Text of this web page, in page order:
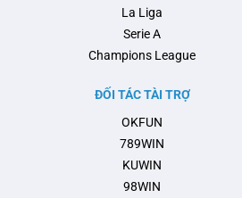
La Liga
Serie A
Champions League
ĐỐI TÁC TÀI TRỢ
OKFUN
789WIN
KUWIN
98WIN